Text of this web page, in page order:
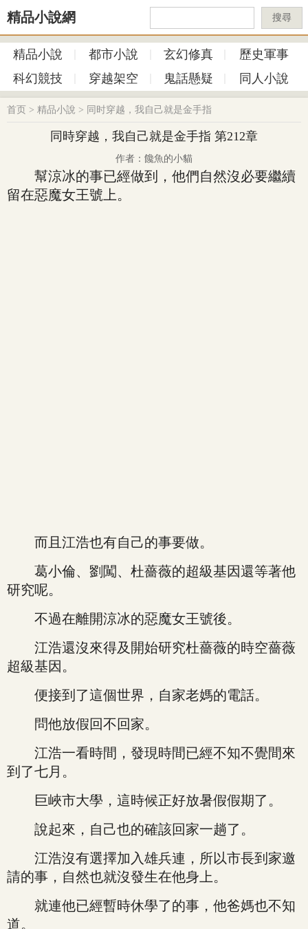
精品小說網 搜尋
精品小說 都市小說 玄幻修真
歷史軍事
科幻競技
穿越架空 鬼話懸疑 同人小說
首页 > 精品小說 > 同时穿越，我自己就是金手指
同時穿越，我自己就是金手指 第212章
作者：饞魚的小貓
幫涼冰的事已經做到，他們自然沒必要繼續
留在惡魔女王號上。
而且江浩也有自己的事要做。
葛小倫、劉闖、杜薔薇的超級基因還等著他
研究呢。
不過在離開涼冰的惡魔女王號後。
江浩還沒來得及開始研究杜薔薇的時空薔薇
超級基因。
便接到了這個世界，自家老媽的電話。
問他放假回不回家。
江浩一看時間，發現時間已經不知不覺間來
到了七月。
巨峽市大學，這時候正好放暑假假期了。
說起來，自己也的確該回家一趟了。
江浩沒有選擇加入雄兵連，所以市長到家邀
請的事，自然也就沒發生在他身上。
就連他已經暫時休學了的事，他爸媽也不知
道。